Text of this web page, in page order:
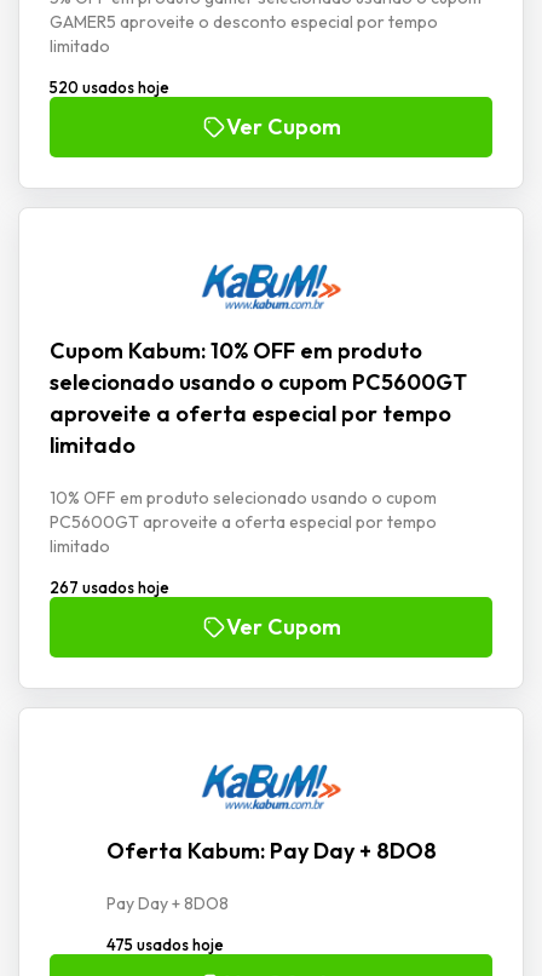
GAMER5 aproveite o desconto especial por tempo
limitado
520 usados hoje
Ver Cupom
Cupom Kabum: 10% OFF em produto
selecionado usando o cupom PC5600GT
aproveite a oferta especial por tempo
limitado
10% OFF em produto selecionado usando o cupom
PC5600GT aproveite a oferta especial por tempo
limitado
267 usados hoje
Ver Cupom
Oferta Kabum: Pay Day + 8DO8
Pay Day + 8DO8
475 usados hoje